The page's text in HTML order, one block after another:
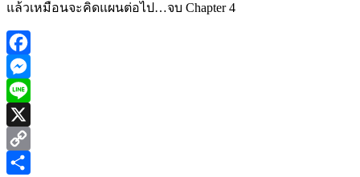
แล้วเหมือนจะคิดแผนต่อไป…จบ Chapter 4
Facebook
Messenger
Line
X
Copy